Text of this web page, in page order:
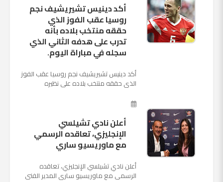
أكد دينيس تشيريشيف نجم
روسيا عقب الفوز الذي
حققه منتخب بلاده بأنه
تدرب على هدفه الثاني الذي
سجله في مباراة اليوم.
أكد دينيس تشيريشيف نجم روسيا عقب الفوز
الذي حققه منتخب بلاده على نظيره
كأس العالم بأنه تدرب على هد...
أعلن نادي تشيلسي
الإنجليزي، تعاقده الرسمي
مع ماوريسيو ساري
أعلن نادي تشيلسي الإنجليزي، تعاقده
الرسمي مع ماوريسيو ساري المدير الفني